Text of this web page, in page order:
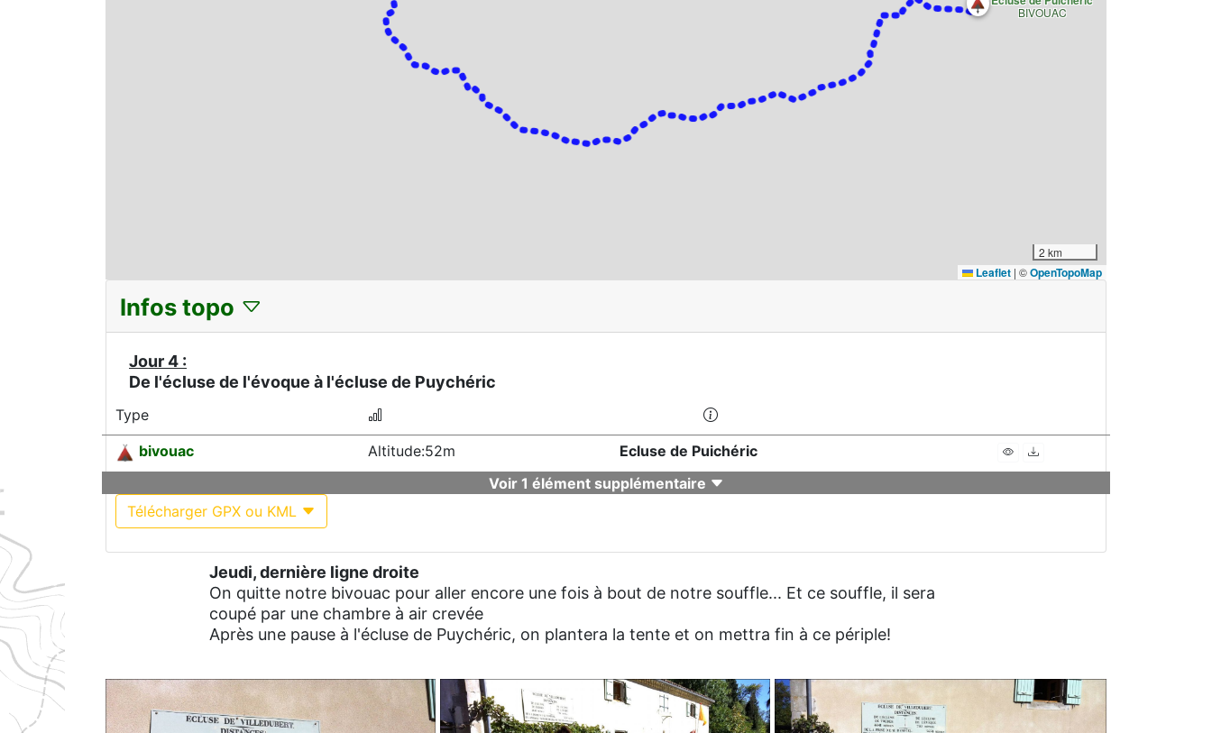
BIVOUAC
2 km
Leaflet | ©OpenTopoMap
Infos topo
Jour 4 :
De l'écluse de l'évoque à l'écluse de Puychéric
Type
bivouac
Altitude:52m
Ecluse de Puichéric
Voir 1 élément supplémentaire
Télécharger GPX ou KML
Jeudi, dernière ligne droite
On quitte notre bivouac pour aller encore une fois à bout de notre souffle... Et ce souffle, il sera
coupé par une chambre à air crevée
Après une pause à l'écluse de Puychéric, on plantera la tente et on mettra fin à ce périple!